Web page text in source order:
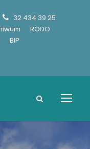
32 434 39 25
RODO
BIP